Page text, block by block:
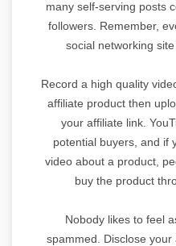
many self-serving posts
followers. Remember,
social networking
Record a high quality
affiliate product then
your affiliate link.
potential buyers, and if
video about a product,
buy the product
Nobody likes to feel
spammed. Disclose